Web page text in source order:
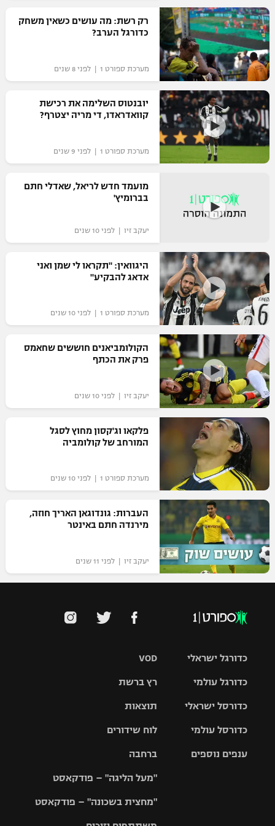
רשיון להקרנה פומבית לבית עסק
הצטרפות לחבילת הערוצים
לוח דרושים – ג'ובנט
תגיות
המגזין
רק רשת: מה עושים כשאין משחק
כדורגל הערב?
מערכת ספורט 1 | לפני 8 שנים
יובנטוס השלימה את רכישת
קוואדראדו, די מריה יצטרף?
מערכת ספורט 1 | לפני 9 שנים
מועמד חדש לריאל, שאדלי חתם
בברומיץ'
יעקב זיו | לפני 10 שנים
היגוואין: "תקראו לי שמן ואני
אדאג להבקיע"
מערכת ספורט 1 | לפני 10 שנים
הקולומביאנים חוששים שחאמס
פרק את הכתף
יעקב זיו | לפני 10 שנים
פלקאו וג'קסון מחוץ לסגל
המורחב של קולומביה
מערכת ספורט 1 | לפני 10 שנים
העברות: גונדוגאן האריך חוזה,
מירנדה חתם באינטר
יעקב זיו | לפני 11 שנים
VOD
רץ ברשת
תוצאות
לוח שידורים
ברחבה
"מעל הליגה" – פודקאסט
"מחצית בשכונה" – פודקאסט
כדורגל ישראלי
גביע הטוטו
כדורגל עולמי
האלופות
ליגה
כדורסל ישראלי
סל
כדורסל עולמי
ענפים נוספים